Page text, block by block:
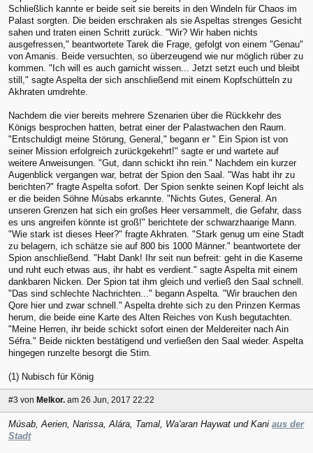
Schließlich kannte er beide seit sie bereits in den Windeln für Chaos im
Palast sorgten. Die beiden erschraken als sie Aspeltas strenges Gesicht
sahen und traten einen Schritt zurück. "Wir? Wir haben nichts
ausgefressen," beantwortete Tarek die Frage, gefolgt von einem "Genau"
von Amanis. Beide versuchten, so überzeugend wie nur möglich rüber zu
kommen. "Ich will es auch garnicht wissen... Jetzt setzt euch und bleibt
still," sagte Aspelta der sich anschließend mit einem Kopfschütteln zu
Akhraten umdrehte.
Nachdem die vier bereits mehrere Szenarien über die Rückkehr des
Königs besprochen hatten, betrat einer der Palastwachen den Raum.
"Entschuldigt meine Störung, General," begann er " Ein Spion ist von
seiner Mission erfolgreich zurückgekehrt!" sagte er und wartete auf
weitere Anweisungen. "Gut, dann schickt ihn rein." Nachdem ein kurzer
Augenblick vergangen war, betrat der Spion den Saal. "Was habt ihr zu
berichten?" fragte Aspelta sofort. Der Spion senkte seinen Kopf leicht als
er die beiden Söhne Músabs erkannte. "Nichts Gutes, General. An
unseren Grenzen hat sich ein großes Heer versammelt, die Gefahr, dass
es uns angreifen könnte ist groß!" berichtete der schwarzhaarige Mann.
"Wie stark ist dieses Heer?" fragte Akhraten. "Stark genug um eine Stadt
zu belagern, ich schätze sie auf 800 bis 1000 Männer." beantwortete der
Spion anschließend. "Habt Dank! Ihr seit nun befreit: geht in die Kaserne
und ruht euch etwas aus, ihr habt es verdient." sagte Aspelta mit einem
dankbaren Nicken. Der Spion tat ihm gleich und verließ den Saal schnell.
"Das sind schlechte Nachrichten..." begann Aspelta. "Wir brauchen den
Qore hier und zwar schnell." Aspelta drehte sich zu den Prinzen Kermas
herum, die beide eine Karte des Alten Reiches von Kush begutachten.
"Meine Herren, ihr beide schickt sofort einen der Meldereiter nach Ain
Séfra." Beide nickten bestätigend und verließen den Saal wieder. Aspelta
hingegen runzelte besorgt die Stirn.
(1) Nubisch für König
#3 von Melkor. am 26 Jun, 2017 22:22
Músab, Aerien, Narissa, Alára, Tamal, Wa'aran Haywat und Kani aus der
Stadt